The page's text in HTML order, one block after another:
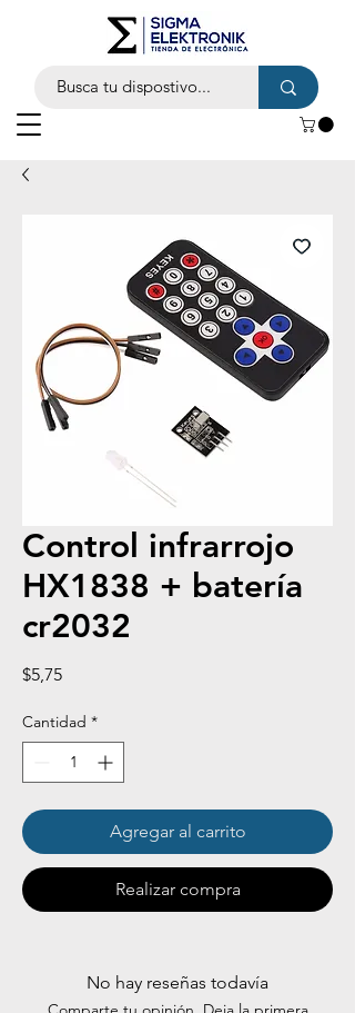
Control infrarrojo
HX1838 + batería
cr2032
$5,75Precio
Cantidad *
Agregar al carrito
Realizar compra
No hay reseñas todavía